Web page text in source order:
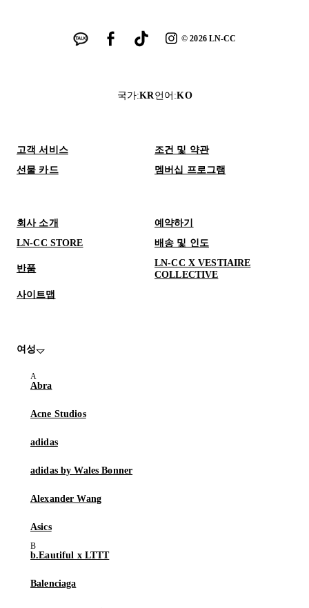
©2026LN-CC
국가:KR 언어 :KO
고객 서비스
조건 및 약관
선물 카드
멤버십 프로그램
회사 소개
예약하기
LN-CC STORE
배송 및 인도
반품
LN-CC X VESTIAIRE
COLLECTIVE
사이트맵
여성
Abra
Acne Studios
adidas
adidas by Wales Bonner
Alexander Wang
Asics
b.Eautiful x LTTT
Balenciaga